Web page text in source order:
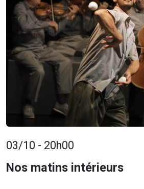
03/10 - 20h00
Nos matins intérieurs